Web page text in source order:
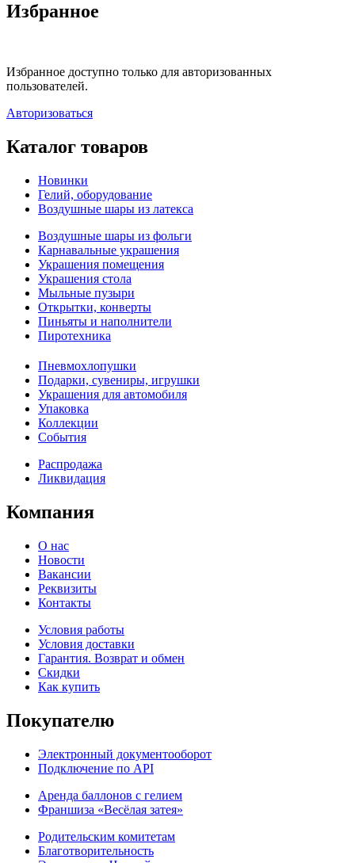
Избранное
Избранное доступно только для авторизованных
пользователей.
Авторизоваться
Каталог товаров
Новинки
Гелий, оборудование
Воздушные шары из латекса
Воздушные шары из фольги
Карнавальные украшения
Украшения помещения
Украшения стола
Мыльные пузыри
Открытки, конверты
Пиньяты и наполнители
Пиротехника
Пневмохлопушки
Подарки, сувениры, игрушки
Украшения для автомобиля
Упаковка
Коллекции
События
Распродажа
Ликвидация
Компания
О нас
Новости
Вакансии
Реквизиты
Контакты
Условия работы
Условия доставки
Гарантия. Возврат и обмен
Скидки
Как купить
Покупателю
Электронный документооборот
Подключение по API
Аренда баллонов с гелием
Франшиза «Весёлая затея»
Родительским комитетам
Благотворительность